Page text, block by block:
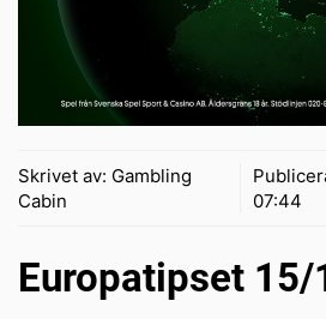
Skrivet av: Gambling
Cabin
07:44
Europatipset 15/